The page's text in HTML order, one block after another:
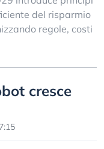
del risparmio
regole, costi
cresce